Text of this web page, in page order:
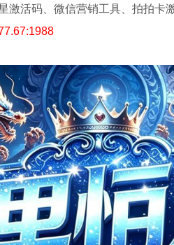
激活码、微信营销工具、拍拍卡